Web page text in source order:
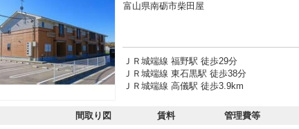
富山県南砺市柴田屋
ＪＲ城端線 福野駅 徒歩29分
ＪＲ城端線 東石黒駅 徒歩38分
ＪＲ城端線 高儀駅 徒歩3.9km
間取り図 賃料 管理費等